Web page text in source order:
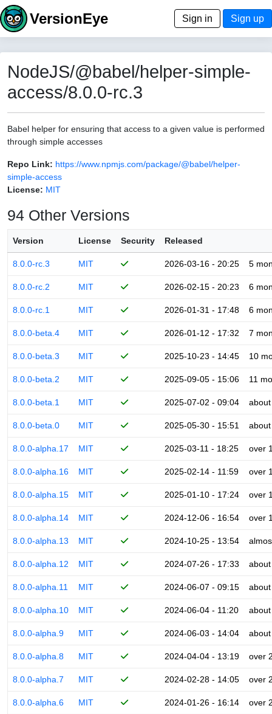
VersionEye Sign in Sign up
NodeJS/@babel/helper-simple-
access/8.0.0-rc.3
Babel helper for ensuring that access to a given value is performed
through simple accesses
Repo Link: https://www.npmjs.com/package/@babel/helper-
simple-access
License: MIT
94 Other Versions
Version License Security Released
8.0.0-rc.3 MIT 2026-03-16 - 20:25 5
8.0.0-rc.2 MIT 2026-02-15 - 20:23 6
8.0.0-rc.1 MIT 2026-01-31 - 17:48 6
8.0.0-beta.4 MIT 2026-01-12 - 17:32 7
8.0.0-beta.3 MIT 2025-10-23 - 14:45 10
8.0.0-beta.2 MIT 2025-09-05 - 15:06 11
8.0.0-beta.1 MIT 2025-07-02 - 09:04
8.0.0-beta.0 MIT 2025-05-30 - 15:51
8.0.0-alpha.17 MIT 2025-03-11 - 18:25 over
8.0.0-alpha.16 MIT 2025-02-14 - 11:59 over
8.0.0-alpha.15 MIT 2025-01-10 - 17:24 over
8.0.0-alpha.14 MIT 2024-12-06 - 16:54 over
8.0.0-alpha.13 MIT 2024-10-25 - 13:54
8.0.0-alpha.12 MIT 2024-07-26 - 17:33
8.0.0-alpha.11 MIT 2024-06-07 - 09:15
8.0.0-alpha.10 MIT 2024-06-04 - 11:20
8.0.0-alpha.9 MIT 2024-06-03 - 14:04
8.0.0-alpha.8 MIT 2024-04-04 - 13:19 over
8.0.0-alpha.7 MIT 2024-02-28 - 14:05 over
8.0.0-alpha.6 MIT 2024-01-26 - 16:14 over